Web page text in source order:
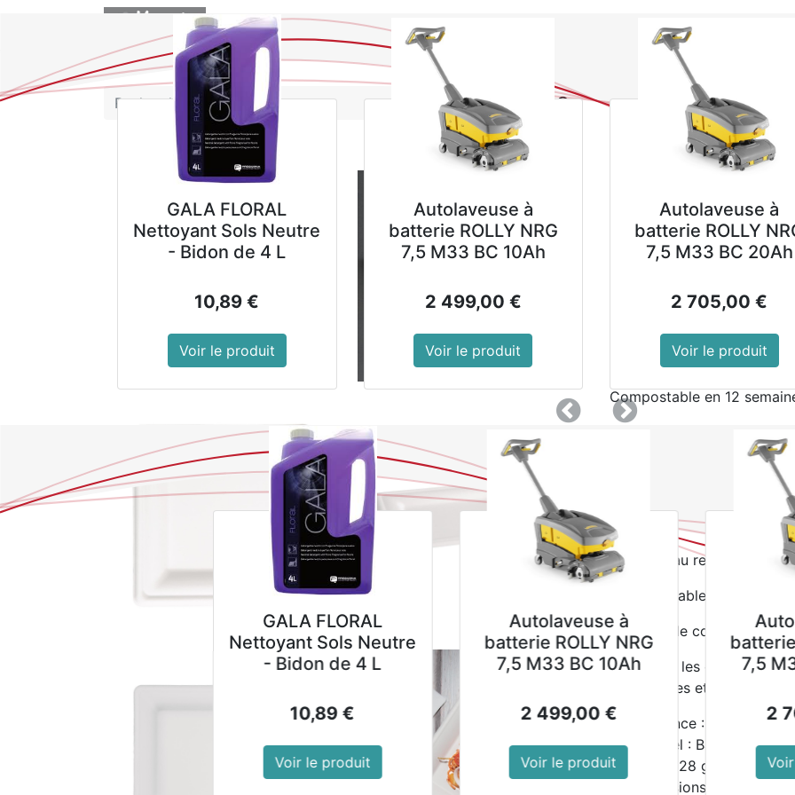
BOUTIQUE NOUVEAUTES
Tous les produits
Assiettes carrées
261mm (lot de 50)
Assiettes
bagasse
(lot de 50)
La bagasse est un
sucre. Naturellement
détrempés.
La bagasse est un
de canne à sucre recyclés
Compostable en 12
Alternative écologique
Émet moins de carbone
plastique traditionnelles
Le matériau respirant
Micro ondable à 100 ° C
Compatible congélateur
Idéal pour les
alimentaires et les traiteurs
Référence : FC520
Matériel : Bagasse
Poids : 28 g
Dimensions : 19(H) x
GALA FLORAL
Nettoyant Sols Neutre
- Bidon de 4 L
10,89 €
Voir le produit
Autolaveuse à
batterie ROLLY NRG
7,5 M33 BC 10Ah
2 499,00 €
Voir le produit
Autolaveuse à
batterie ROLLY
7,5 M33 BC 20Ah
2 705,00 €
Voir le produit
PrécedentSuivant
GALA FLORAL
Nettoyant Sols Neutre
- Bidon de 4 L
Autolaveuse à
batterie ROLLY NRG
7,5 M33 BC 10Ah
2 499,00 €
Voir le produit
Autolaveuse à
batterie ROLLY
7,5 M33 BC 20Ah
€
Voir le produit